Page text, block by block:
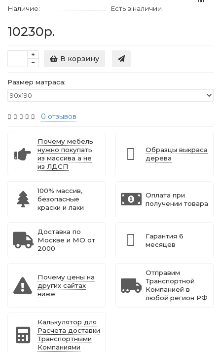
Наличие: Есть в наличии
10230р.
В корзину
Размер матраса:
0 отзывов
Почему мебель
нужно покупать
из массива а не
из ЛДСП
Образцы выкраса
дерева
100% массив,
безопасные
краски и лаки
Оплата при
получении товара
Доставка по
Москве и МО от
2000
Гарантия 6
месяцев
Почему цены на
других сайтах
ниже
Отправим
Транспортной
Компанией в
любой регион РФ
Калькулятор для
Расчета доставки
Транспортными
Компаниями